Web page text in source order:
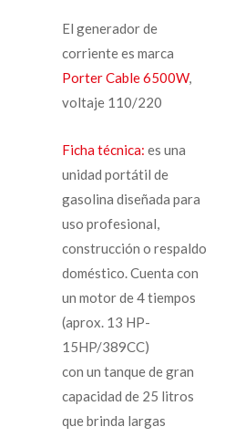
El generador de
corriente es marca
Porter Cable 6500W,
voltaje 110/220
Ficha técnica: es una
unidad portátil de
gasolina diseñada para
uso profesional,
construcción o respaldo
doméstico. Cuenta con
un motor de 4 tiempos
(aprox. 13 HP-
15HP/389CC)
con un tanque de gran
capacidad de 25 litros
que brinda largas